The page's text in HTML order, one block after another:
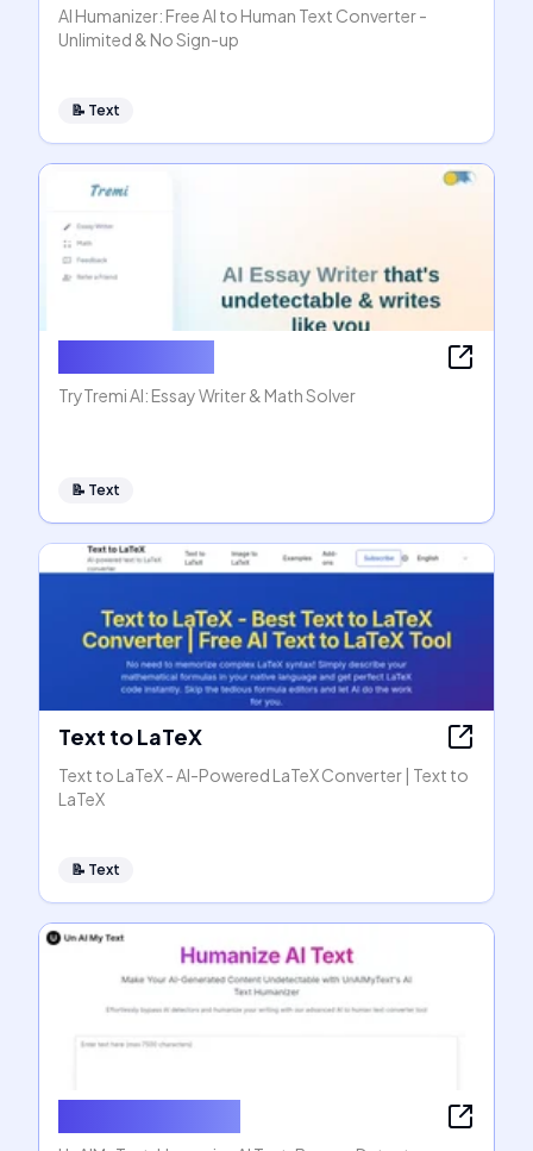
AI Humanizer: Free AI to Human Text Converter -
Unlimited & No Sign-up
📝 Text
TryTremi AI: Essay Writer & Math Solver
📝 Text
Text to LaTeX
Text to LaTeX - AI-Powered LaTeX Converter | Text to
LaTeX
📝 Text